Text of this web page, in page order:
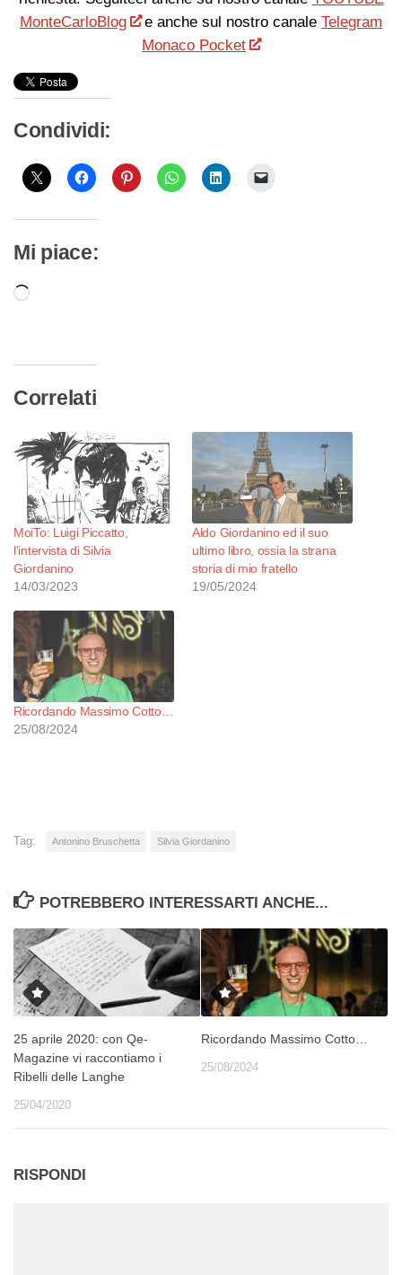
MonteCarloBlog
e anche sul nostro canaleTelegram
Monaco Pocket
Condividi:
Mi piace:
Caricamento
Correlati
MoiTo: Luigi Piccatto,
l’intervista di Silvia
Giordanino
14/03/2023
Aldo Giordanino ed il suo
ultimo libro, ossia la strana
storia di mio fratello
19/05/2024
Ricordando Massimo Cotto…
25/08/2024
Tag: Antonino Bruschetta Silvia Giordanino
POTREBBERO INTERESSARTI ANCHE...
25 aprile 2020: con Qe-
Magazine vi raccontiamo i
Ribelli delle Langhe
25/04/2020
Ricordando Massimo Cotto…
25/08/2024
RISPONDI